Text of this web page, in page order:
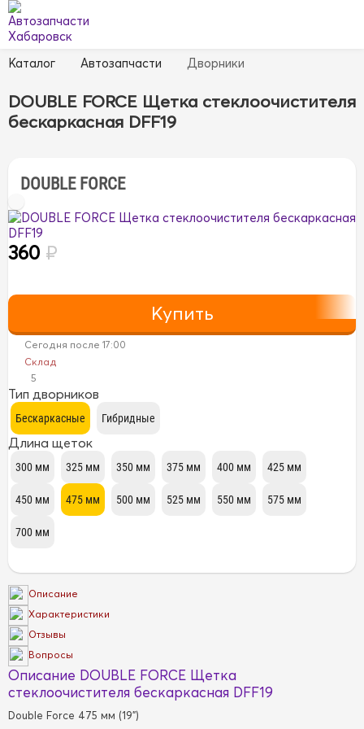
Каталог Автозапчасти Дворники
DOUBLE FORCE Щетка стеклоочистителя
бескаркасная DFF19
DOUBLE FORCE
360 ₽
Сегодня после 17:00
Склад
5
Тип дворников
Длина щеток
Описание
Характеристики
Отзывы
Вопросы
Описание DOUBLE FORCE Щетка
стеклоочистителя бескаркасная DFF19
Double Force 475 мм (19")